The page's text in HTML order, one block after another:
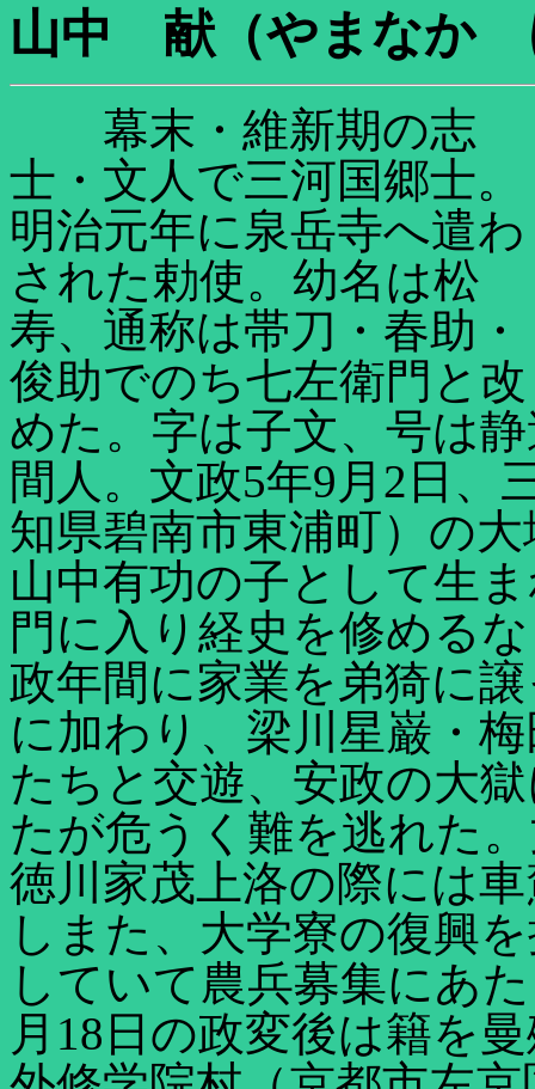
山中 献（やまなか
幕末・維新期の志
士・文人で三河国郷士。
明治元年に泉岳寺へ遣わ
された勅使。幼名は松
寿、通称は帯刀・春助・
俊助でのち七左衛門と改
めた。字は子文、号は
間人。文政5年9月2日、
知県碧南市東浦町）の
山中有功の子として生
門に入り経史を修める
政年間に家業を弟猗に
に加わり、梁川星巌・
たちと交遊、安政の大
たが危うく難を逃れた
徳川家茂上洛の際には
しまた、大学寮の復興
していて農兵募集にあ
月18日の政変後は籍を